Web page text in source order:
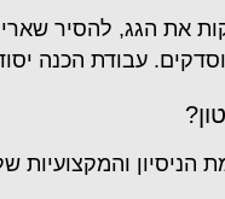
את הגג, להסיר
וסדקים. עבודת הכנה
הניסיון והמקצועיות